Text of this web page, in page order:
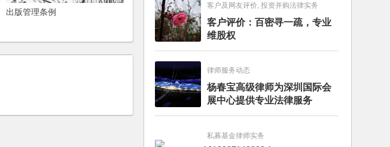
出版管理条例
客户及网友评价, 投资并购法律实务
客户评价：百密寻一疏，专业
维股权
律师服务动态
杨春宝高级律师为深圳国际会
展中心提供专业法律服务
私募基金律师实务